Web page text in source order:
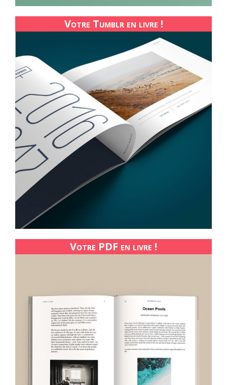
Votre Tumblr en livre !
Votre PDF en livre !